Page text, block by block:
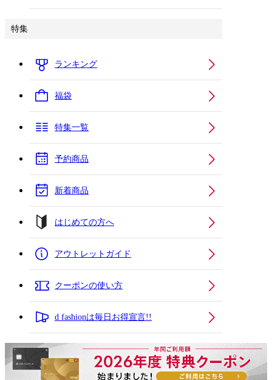
特集
ランキング
福袋
特集一覧
予約商品
新着商品
はじめての方へ
アウトレットガイド
クーポンの使い方
d fashionは毎日お得宣言!!